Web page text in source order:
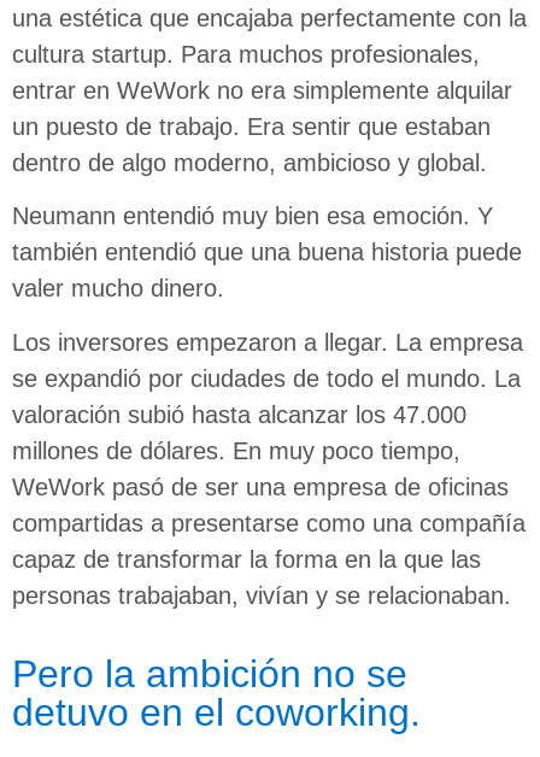
una estética que encajaba perfectamente con la
cultura startup. Para muchos profesionales,
entrar en WeWork no era simplemente alquilar
un puesto de trabajo. Era sentir que estaban
dentro de algo moderno, ambicioso y global.
Neumann entendió muy bien esa emoción. Y
también entendió que una buena historia puede
valer mucho dinero.
Los inversores empezaron a llegar. La empresa
se expandió por ciudades de todo el mundo. La
valoración subió hasta alcanzar los 47.000
millones de dólares. En muy poco tiempo,
WeWork pasó de ser una empresa de oficinas
compartidas a presentarse como una compañía
capaz de transformar la forma en la que las
personas trabajaban, vivían y se relacionaban.
Pero la ambición no se
detuvo en el coworking.